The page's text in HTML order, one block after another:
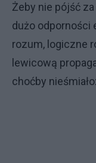
Żeby nie pójść
dużo odporności
rozum, logiczne
lewicową
choćby nieśmiało: